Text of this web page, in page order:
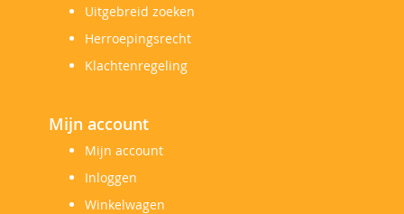
Uitgebreid zoeken
Herroepingsrecht
Klachtenregeling
Mijn account
Mijn account
Inloggen
Winkelwagen